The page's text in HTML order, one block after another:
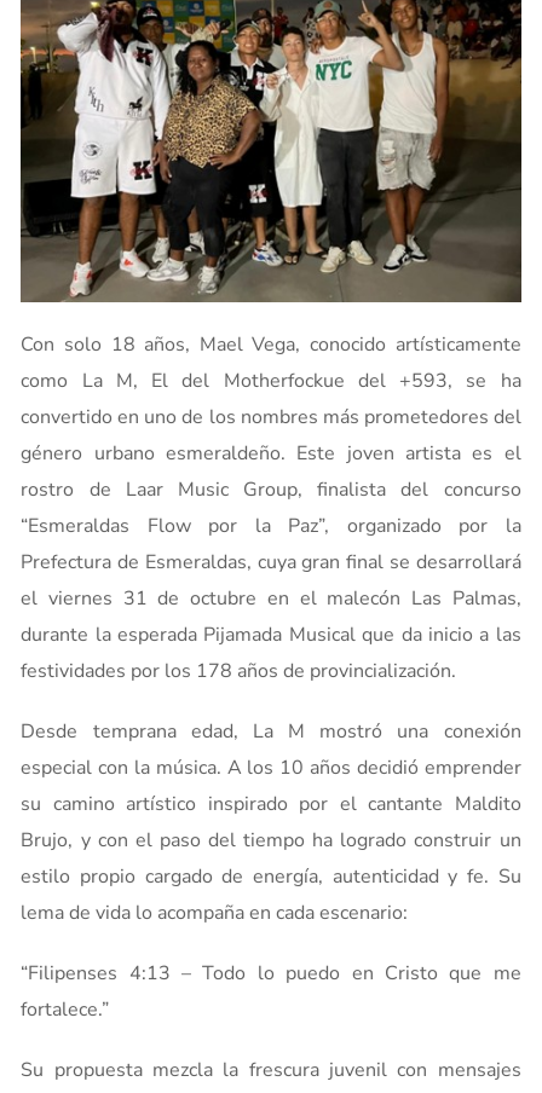
Con solo 18 años, Mael Vega, conocido artísticamente
como La M, El del Motherfockue del +593, se ha
convertido en uno de los nombres más prometedores del
género urbano esmeraldeño. Este joven artista es el
rostro de Laar Music Group, finalista del concurso
“Esmeraldas Flow por la Paz”, organizado por la
Prefectura de Esmeraldas, cuya gran final se desarrollará
el viernes 31 de octubre en el malecón Las Palmas,
durante la esperada Pijamada Musical que da inicio a las
festividades por los 178 años de provincialización.
Desde temprana edad, La M mostró una conexión
especial con la música. A los 10 años decidió emprender
su camino artístico inspirado por el cantante Maldito
Brujo, y con el paso del tiempo ha logrado construir un
estilo propio cargado de energía, autenticidad y fe. Su
lema de vida lo acompaña en cada escenario:
“Filipenses 4:13 – Todo lo puedo en Cristo que me
fortalece.”
Su propuesta mezcla la frescura juvenil con mensajes